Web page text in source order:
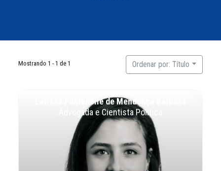
Mostrando 1 - 1 de 1 Ordenar por: Título
Larissa Fontenelle de Mendonça Barbosa
Advogada e Cientista Política